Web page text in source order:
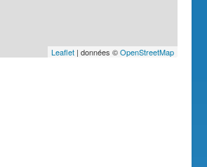
Leaflet| données ©OpenStreetMap